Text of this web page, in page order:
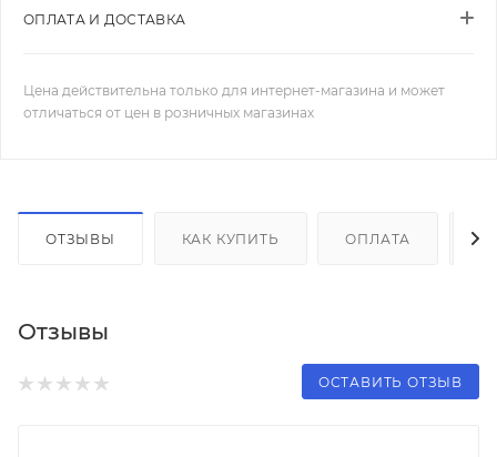
ОПЛАТА И ДОСТАВКА
Цена действительна только для интернет-магазина и может
отличаться от цен в розничных магазинах
ОТЗЫВЫ КАК КУПИТЬ ОПЛАТА
Отзывы
ОСТАВИТЬ ОТЗЫВ